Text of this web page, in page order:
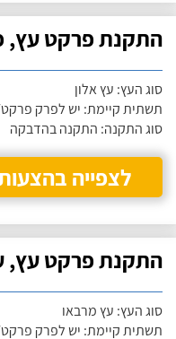
התקנת פרקט עץ,
סוג העץ: עץ אלון
תשתית קיימת: יש לפרק
סוג התקנה: התקנה בהדבקה
לצפייה
התקנת פרקט עץ,
סוג העץ: עץ מרבאו
תשתית קיימת: יש לפרק